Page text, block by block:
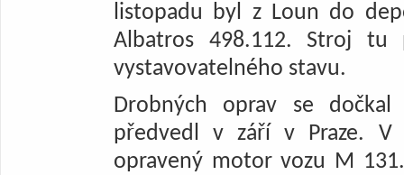
listopadu byl z Loun do
Albatros 498.112. Stroj tu
vystavovatelného stavu.
Drobných oprav se
předvedl v září v Praze. V
opravený motor vozu M